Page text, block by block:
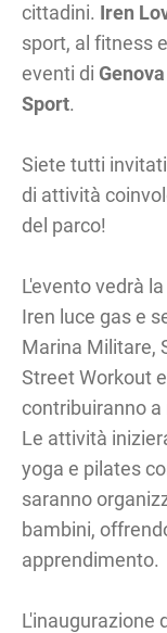
cittadini. Iren
sport, al fitness
eventi di
Sport.
Siete tutti
di attività
del parco!
L'evento vedrà
Iren luce gas e
Marina Militare,
Street Workout
contribuiranno
Le attività
yoga e pilates
saranno
bambini,
apprendimento.
L'inaugurazione